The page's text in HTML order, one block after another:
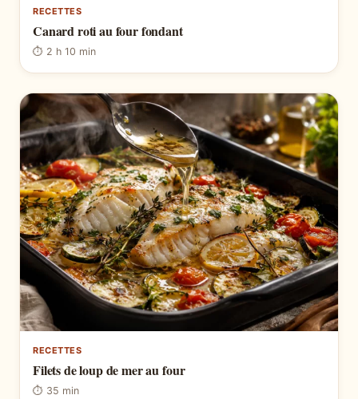
RECETTES
Canard roti au four fondant
⏱ 2 h 10 min
RECETTES
Filets de loup de mer au four
⏱ 35 min